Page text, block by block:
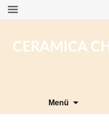
CERAMICA CH
Menü